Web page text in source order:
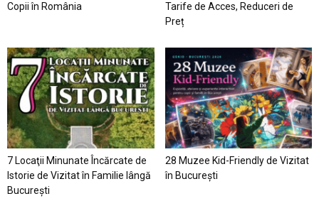
Copii în România
Tarife de Acces, Reduceri de
Preț
7 Locaţii Minunate Încărcate de
Istorie de Vizitat în Familie lângă
București
28 Muzee Kid-Friendly de Vizitat
în București